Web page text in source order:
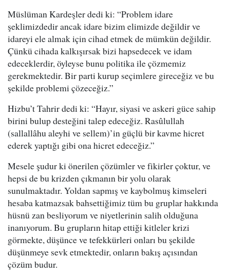
Müslüman Kardeşler dedi ki: “Problem idare
şeklimizdedir ancak idare bizim elimizde değildir ve
idareyi ele almak için cihad etmek de mümkün değildir.
Çünkü cihada kalkışırsak bizi hapsedecek ve idam
edeceklerdir, öyleyse bunu politika ile çözmemiz
gerekmektedir. Bir parti kurup seçimlere gireceğiz ve bu
şekilde problemi çözeceğiz.”
Hizbu’t Tahrir dedi ki: “Hayır, siyasi ve askeri güce sahip
birini bulup desteğini talep edeceğiz. Rasûlullah
(sallallâhu aleyhi ve sellem)’in güçlü bir kavme hicret
ederek yaptığı gibi ona hicret edeceğiz.”
Mesele şudur ki önerilen çözümler ve fikirler çoktur, ve
hepsi de bu krizden çıkmanın bir yolu olarak
sunulmaktadır. Yoldan sapmış ve kaybolmuş kimseleri
hesaba katmazsak bahsettiğimiz tüm bu gruplar hakkında
hüsnü zan besliyorum ve niyetlerinin salih olduğuna
inanıyorum. Bu grupların hitap ettiği kitleler krizi
görmekte, düşünce ve tefekkürleri onları bu şekilde
düşünmeye sevk etmektedir, onların bakış açısından
çözüm budur.